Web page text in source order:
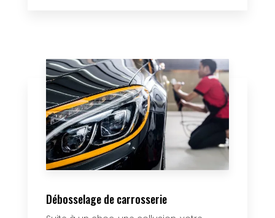
Débosselage de carrosserie